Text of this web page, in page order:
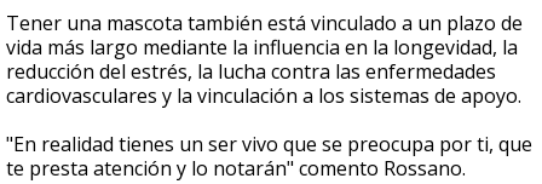
Tener una mascota también está vinculado a un plazo de
vida más largo mediante la influencia en la longevidad, la
reducción del estrés, la lucha contra las enfermedades
cardiovasculares y la vinculación a los sistemas de apoyo.
"En realidad tienes un ser vivo que se preocupa por ti, que
te presta atención y lo notarán" comento Rossano.